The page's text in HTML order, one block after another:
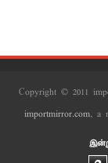
Copyright © 2011
importmirror.com, a